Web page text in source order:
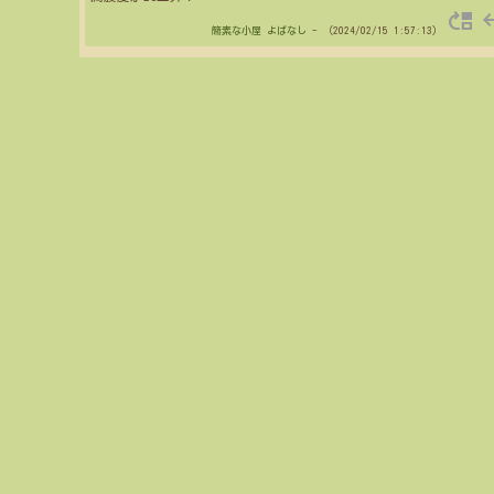
簡素な小屋 よばなし - （2024/02/15 1:57:13） move_up